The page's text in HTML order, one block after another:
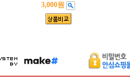
3,000원